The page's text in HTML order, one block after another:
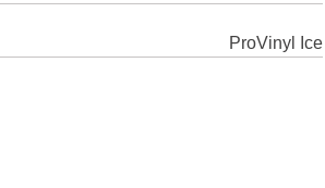
ProVinyl Ice